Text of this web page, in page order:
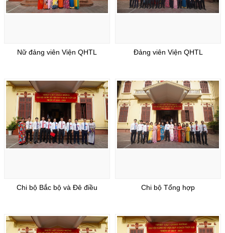
Nữ đảng viên Viện QHTL Đảng viên Viện QHTL
Chi bộ Bắc bộ và Đê điều Chi bộ Tổng hợp